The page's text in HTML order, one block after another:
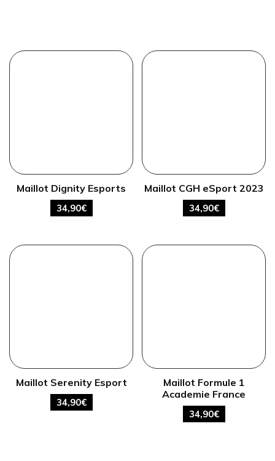
Maillot Dignity Esports
34,90€
Maillot CGH eSport 2023
34,90€
Maillot Serenity Esport
34,90€
Maillot Formule 1
Academie France
34,90€